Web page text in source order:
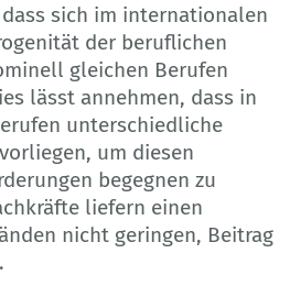
sich im internationalen
der beruflichen
gleichen Berufen
lässt annehmen, dass in
unterschiedliche
um diesen
begegnen zu
liefern einen
nicht geringen, Beitrag